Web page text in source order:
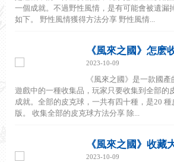
一個成就。不過野性風情，是有可能會被遺漏
如下。 野性風情獲得方法分享 野性風情...
《風來之國》怎麽
2023-10-09
《風來之國》是一款國
遊戲中的一種收集品，玩家只要收集到全部的
成就。全部的皮克球，一共有四十種，是20
版。 收集全部的皮克球方法分享 除...
《風來之國》收藏
2023-10-09